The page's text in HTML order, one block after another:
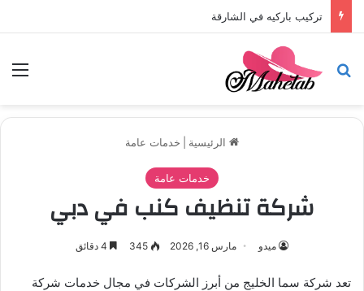
تركيب باركيه في الشارقة
بحث عن
الرئيسية خدمات عامة
خدمات عامة
شركة تنظيف كنب في دبي
ميدو مارس 16, 2026 345
تعد شركة سما الخليج من أبرز الشركات في مجال خدمات شركة